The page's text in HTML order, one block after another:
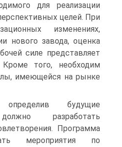
для реализации
целей. При
изменениях,
нового завода, оценка
силе представляет
того, необходим
имеющейся на рынке
определив будущие
разработать
Программа
мероприятия по